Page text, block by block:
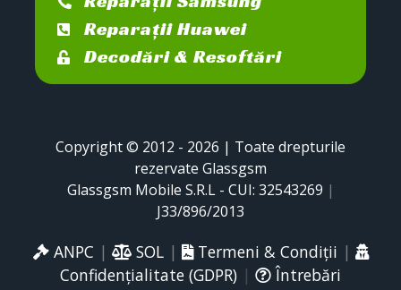
Reparații Huawei
Decodări & Resoftări
Copyright © 2012 - 2026 | Toate drepturile
rezervate Glassgsm
Glassgsm Mobile S.R.L - CUI: 32543269 |
J33/896/2013
ANPC | SOL| Termeni & Condiții |
Confidențialitate (GDPR) |
Întrebări